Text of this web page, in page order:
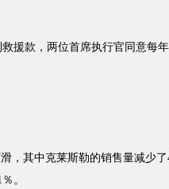
款，两位首席执行官同意每年
其中克莱斯勒的销售量减少了
。